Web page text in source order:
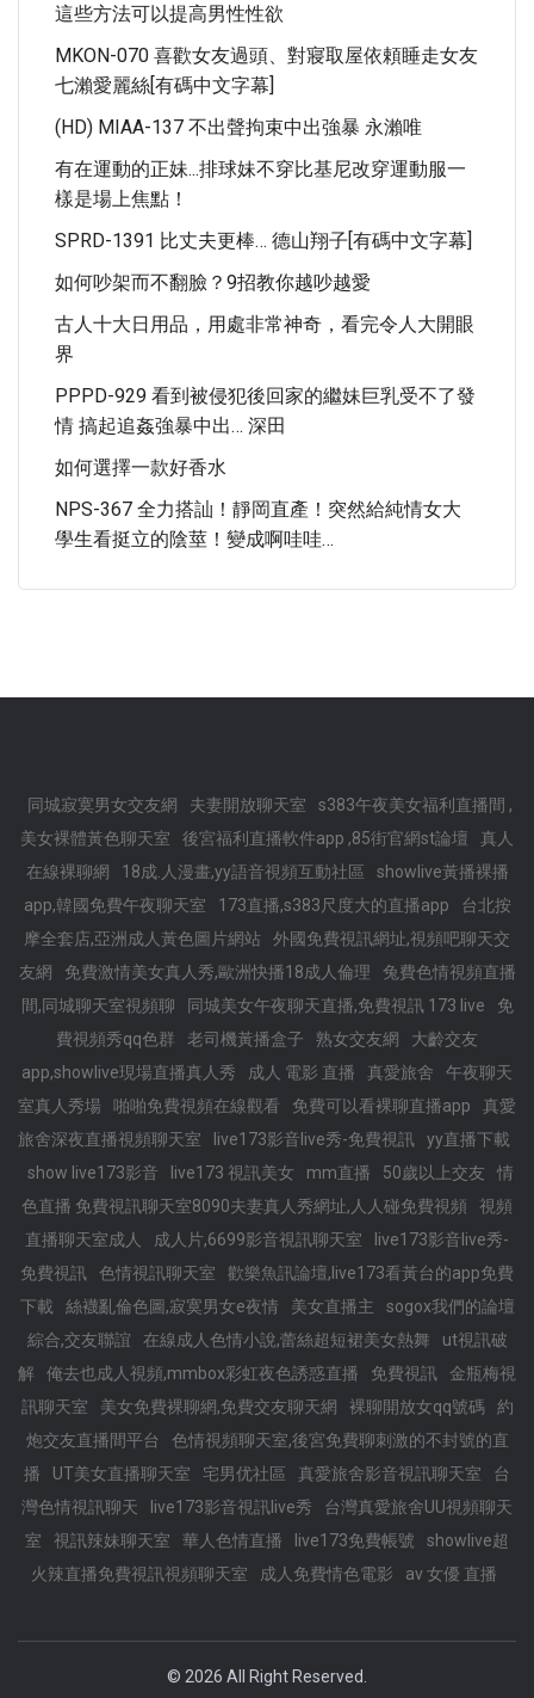
這些方法可以提高男性性欲
MKON-070 喜歡女友過頭、對寢取屋依頼睡走女友
七瀨愛麗絲[有碼中文字幕]
(HD) MIAA-137 不出聲拘束中出強暴 永瀨唯
有在運動的正妹...排球妹不穿比基尼改穿運動服一
樣是場上焦點！
SPRD-1391 比丈夫更棒… 德山翔子[有碼中文字幕]
如何吵架而不翻臉？9招教你越吵越愛
古人十大日用品，用處非常神奇，看完令人大開眼
界
PPPD-929 看到被侵犯後回家的繼妹巨乳受不了發
情 搞起追姦強暴中出… 深田
如何選擇一款好香水
NPS-367 全力搭訕！靜岡直產！突然給純情女大
學生看挺立的陰莖！變成啊哇哇…
同城寂寞男女交友網 夫妻開放聊天室
s383午夜美女福利直播間 ,
美女裸體黃色聊天室
後宮福利直播軟件app ,85街官網st論壇
真人
在線裸聊網
18成.人漫畫,yy語音視頻互動社區
showlive黃播裸播
app,韓國免費午夜聊天室
173直播,s383尺度大的直播app
台北按
摩全套店,亞洲成人黃色圖片網站
外國免費視訊網址,視頻吧聊天交
友網
免費激情美女真人秀,歐洲快播18成人倫理
兔費色情視頻直播
間,同城聊天室視頻聊
同城美女午夜聊天直播,免費視訊 173 live
免
費視頻秀qq色群
老司機黃播盒子 熟女交友網
大齡交友
app,showlive現場直播真人秀
成人 電影 直播 真愛旅舍
午夜聊天
室真人秀場
啪啪免費視頻在線觀看 免費可以看裸聊直播app
真愛
旅舍深夜直播視頻聊天室
live173影音live秀-免費視訊
yy直播下載
show live173影音
live173 視訊美女 mm直播 50歲以上交友
情
色直播 免費視訊聊天室8090夫妻真人秀網址,人人碰免費視頻
視頻
直播聊天室成人
成人片,6699影音視訊聊天室
live173影音live秀-
免費視訊
色情視訊聊天室
歡樂魚訊論壇,live173看黃台的app免費
下載
絲襪亂倫色圖,寂寞男女e夜情 美女直播主
sogox我們的論壇
綜合,交友聯誼
在線成人色情小說,蕾絲超短裙美女熱舞
ut視訊破
解
俺去也成人視頻,mmbox彩虹夜色誘惑直播 免費視訊
金瓶梅視
訊聊天室
美女免費裸聊網,免費交友聊天網 裸聊開放女qq號碼
約
炮交友直播間平台
色情視頻聊天室,後宮免費聊刺激的不封號的直
播
UT美女直播聊天室 宅男优社區 真愛旅舍影音視訊聊天室
台
灣色情視訊聊天
live173影音視訊live秀
台灣真愛旅舍UU視頻聊天
室
視訊辣妹聊天室 華人色情直播 live173免費帳號
showlive超
火辣直播免費視訊視頻聊天室
成人免費情色電影 av 女優 直播
© 2026 All Right Reserved.